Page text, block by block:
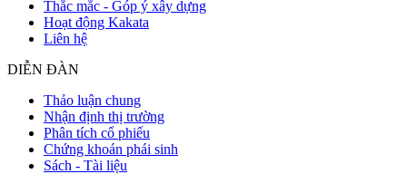
Thắc mắc - Góp ý xây dựng
Hoạt động Kakata
Liên hệ
DIỄN ĐÀN
Thảo luận chung
Nhận định thị trường
Phân tích cổ phiếu
Chứng khoán phái sinh
Sách - Tài liệu